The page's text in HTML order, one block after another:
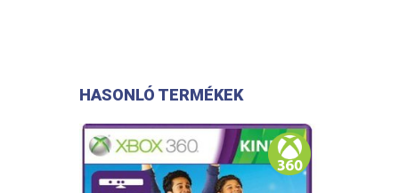
HASONLÓ TERMÉKEK